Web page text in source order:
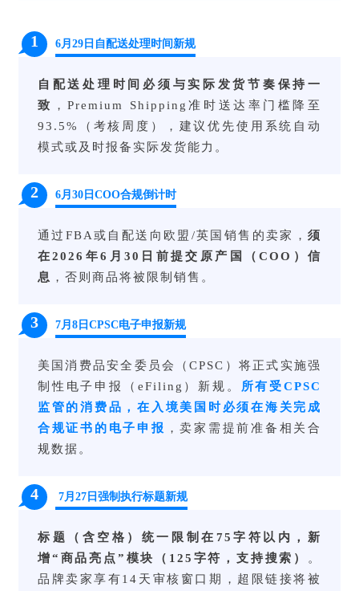
1 6月29日自配送处理时间新规
自配送处理时间必须与实际发货节奏保持一
致
，Premium Shipping准时送达率门槛降至
93.5%（考核周度），建议优先使用系统自动
模式或及时报备实际发货能力。
2 6月30日COO合规倒计时
通过FBA或自配送向欧盟/英国销售的卖家， 须
在2026年6月30日前提交原产国（COO）信
息 ，否则商品将被限制销售。
3 7月8日CPSC电子申报新规
美国消费品安全委员会（CPSC）将正式实施强
制性电子申报（ eFiling ）新规。 所有受CPSC
监管的消费品，在入境美国时必须在海关完成
合规证书的电子申报 ，卖家需提前准备相关合
规数据。
4 7月27日强制执行标题新规
标题（含空格）统一限制在75字符以内，新
增“商品亮点”模块（125字符，支持搜索）
。
品牌卖家享有14天审核窗口期，超限链接将被